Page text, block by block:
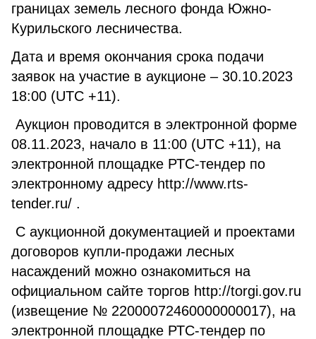
границах земель лесного фонда Южно-
Курильского лесничества.
Дата и время окончания срока подачи
заявок на участие в аукционе – 30.10.2023
18:00 (UTC +11).
Аукцион проводится в электронной форме
08.11.2023, начало в 11:00 (UTC +11), на
электронной площадке РТС-тендер по
электронному адресу http://www.rts-
tender.ru/ .
С аукционной документацией и проектами
договоров купли-продажи лесных
насаждений можно ознакомиться на
официальном сайте торгов http://torgi.gov.ru
(извещение № 22000072460000000017), на
электронной площадке РТС-тендер по